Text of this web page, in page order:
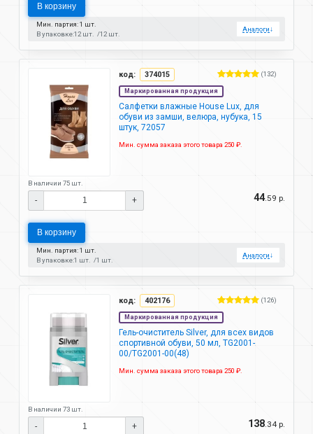
В корзину
Мин. партия: 1 шт.
В упаковке:12 шт. 12 шт.
Аналоги↓
код: 374015 (132)
Маркированная продукция
Салфетки влажные House Lux, для
обуви из замши, велюра, нубука, 15
штук, 72057
Мин. сумма заказа этого товара 250 ₽.
В наличии 75 шт.
- + 44.59 р.
В корзину
Мин. партия: 1 шт.
В упаковке:1 шт. 1 шт.
Аналоги↓
код: 402176 (126)
Маркированная продукция
Гель-очиститель Silver, для всех видов
спортивной обуви, 50 мл, TG2001-
00/TG2001-00(48)
Мин. сумма заказа этого товара 250 ₽.
В наличии 73 шт.
- + 138 .34 р.